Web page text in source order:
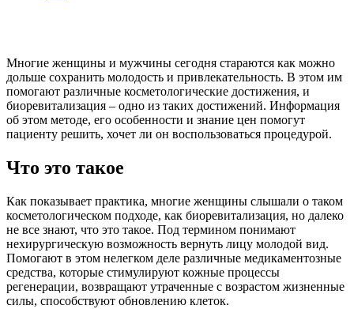
Многие женщины и мужчины сегодня стараются как можно
дольше сохранить молодость и привлекательность. В этом им
помогают различные косметологические достижения, и
биоревитализация – одно из таких достижений. Информация
об этом методе, его особенности и знание цен помогут
пациенту решить, хочет ли он воспользоваться процедурой.
Что это такое
Как показывает практика, многие женщины слышали о таком
косметологическом подходе, как биоревитализация, но далеко
не все знают, что это такое. Под термином понимают
нехирургическую возможность вернуть лицу молодой вид.
Помогают в этом нелегком деле различные медикаментозные
средства, которые стимулируют кожные процессы
регенерации, возвращают утраченные с возрастом жизненные
силы, способствуют обновлению клеток.